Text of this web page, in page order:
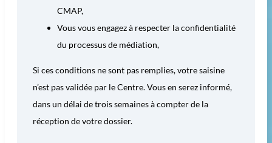
CMAP,
Vous vous engagez à respecter la confidentialité
du processus de médiation,
Si ces conditions ne sont pas remplies, votre saisine
n’est pas validée par le Centre. Vous en serez informé,
dans un délai de trois semaines à compter de la
réception de votre dossier.